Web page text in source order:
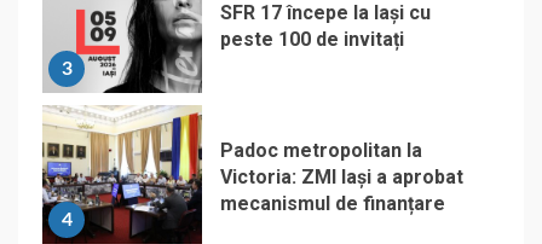
3
SFR 17 începe la Iași cu
peste 100 de invitați
4
Padoc metropolitan la
Victoria: ZMI Iași a aprobat
mecanismul de finanțare